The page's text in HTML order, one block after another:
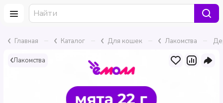
Главная – Каталог – Для кошек – Лакомства –
Лакомства